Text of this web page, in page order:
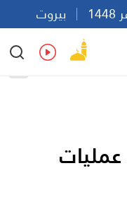
بيروت
Ar
عمليات